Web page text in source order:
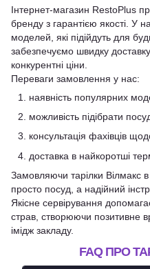
Інтернет-магазин RestoPlus
бренду з гарантією якості. У
моделей, які підійдуть для
забезпечуємо швидку
конкурентні ціни.
Переваги замовлення у нас:
наявність популярних
можливість підібрати
консультація фахівців
доставка в найкоротші
Замовляючи тарілки Вілмакс
просто посуд, а надійний
Якісне сервірування
страв, створюючи позитивне
імідж закладу.
FAQ ПРО